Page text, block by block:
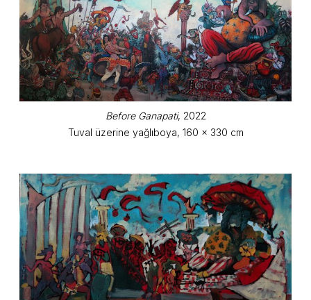
Before Ganapati, 2022
Tuval üzerine yağlıboya, 160 x 330 cm